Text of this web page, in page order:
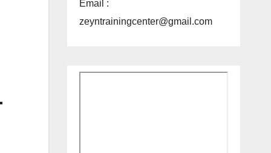
Email :
zeyntrainingcenter@gmail.com